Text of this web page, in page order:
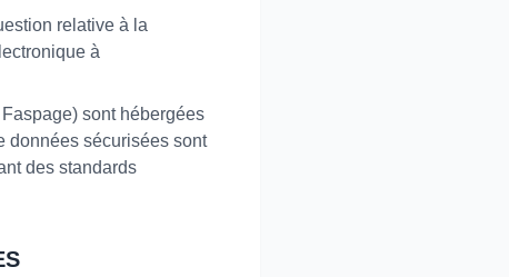
relative à la
à
sont hébergées
données sécurisées sont
des standards